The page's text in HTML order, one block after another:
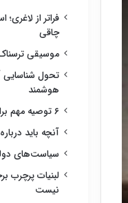
فراتر از
چاقی
موسیقی
تحول
هوشمند
۶ توصیه مهم برای والدین پیش از بازگشایی مدارس
آنچه باید
سیاست‌های
لبنیات پرچرب
نیست